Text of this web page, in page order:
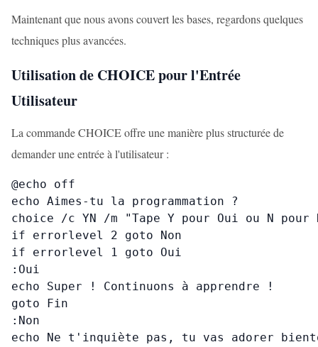
Maintenant que nous avons couvert les bases, regardons quelques
techniques plus avancées.
Utilisation de CHOICE pour l'Entrée
Utilisateur
La commande CHOICE offre une manière plus structurée de
demander une entrée à l'utilisateur :
@echo off
echo Aimes-tu la programmation ?
choice /c YN /m "Tape Y pour Oui ou N pour
if errorlevel 2 goto Non
if errorlevel 1 goto Oui
:Oui
echo Super ! Continuons à apprendre !
goto Fin
:Non
echo Ne t'inquiète pas, tu vas adorer